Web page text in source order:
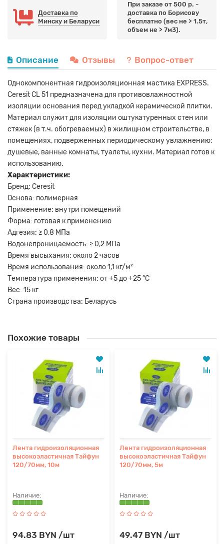
Доставка по
Минску и Беларуси
При заказе от 500 р. -
доставка по Борисову
бесплатно (вес не > 1.5т,
объем не > 7м3).
Описание Отзывы Вопрос-ответ
Однокомпонентная гидроизоляционная мастика EXPRESS.
Ceresit CL 51 предназначена для противовлажностной
изоляции основания перед укладкой керамической плитки.
Материал служит для изоляции оштукатуренных стен или
стяжек (в т.ч. обогреваемых) в жилищном строительстве, в
помещениях, подверженных периодическому увлажнению:
душевые, ванные комнаты, туалеты, кухни. Материал готов к
использованию.
Характеристики:
Бренд: Ceresit
Основа: полимерная
Применение: внутри помещений
Форма: готовая к применению
Адгезия: ≥ 0,8 МПа
Водонепроницаемость: ≥ 0,2 МПа
Время высыхания: около 2 часов
Время использования: около 1,1 кг/м²
Температура применения: от +5 до +25 °C
Вес: 15 кг
Страна производства: Беларусь
Похожие товары
Лента гидроизоляционная
высокоэластичная Тайфун
120/70мм, 10м
94.83 BYN /шт
Лента гидроизоляционная
высокоэластичная Тайфун
120/70мм, 5м
49.47 BYN /шт